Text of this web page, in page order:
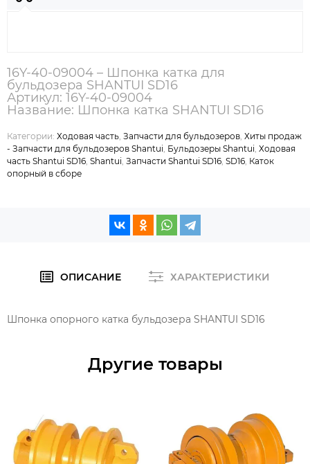
16Y-40-09004 – Шпонка катка для
бульдозера SHANTUI SD16
Артикул: 16Y-40-09004
Название: Шпонка катка SHANTUI SD16
Категории: Ходовая часть Запчасти для бульдозеров Хиты продаж
- Запчасти для бульдозеров Shantui Бульдозеры Shantui Ходовая
часть Shantui SD16 Shantui Запчасти Shantui SD16 SD16 Каток
опорный в сборе
ОПИСАНИЕ ХАРАКТЕРИСТИКИ
Шпонка опорного катка бульдозера SHANTUI SD16
Другие товары